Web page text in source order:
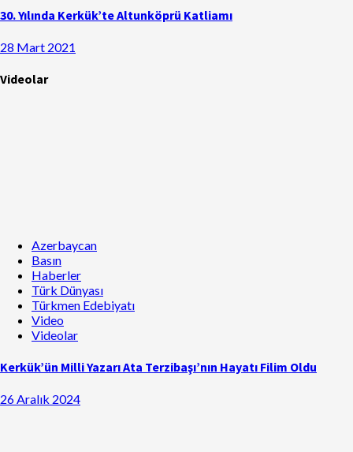
30. Yılında Kerkük’te Altunköprü Katliamı
28 Mart 2021
Videolar
Azerbaycan
Basın
Haberler
Türk Dünyası
Türkmen Edebiyatı
Video
Videolar
Kerkük’ün Milli Yazarı Ata Terzibaşı’nın Hayatı Filim Oldu
26 Aralık 2024